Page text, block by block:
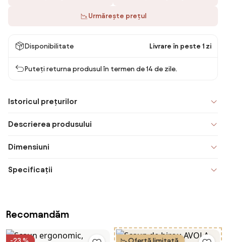
Urmărește prețul
Disponibilitate Livrare în peste 1 zi
Puteți returna produsul în termen de 14 de zile.
Istoricul prețurilor
Descrierea produsului
Dimensiuni
Specificații
Recomandăm